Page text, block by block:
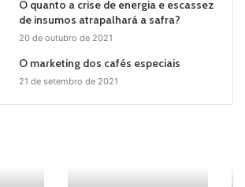
O quanto a crise de energia e escassez
de insumos atrapalhará a safra?
20 de outubro de 2021
O marketing dos cafés especiais
21 de setembro de 2021